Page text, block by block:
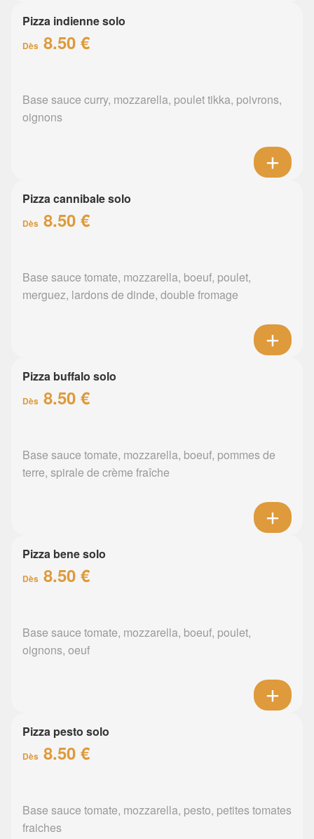
Pizza indienne solo
Dès 8.50 €
Base sauce curry, mozzarella, poulet tikka, poivrons,
oignons
Pizza cannibale solo
Dès 8.50 €
Base sauce tomate, mozzarella, boeuf, poulet,
merguez, lardons de dinde, double fromage
Pizza buffalo solo
Dès 8.50 €
Base sauce tomate, mozzarella, boeuf, pommes de
terre, spirale de crème fraîche
Pizza bene solo
Dès 8.50 €
Base sauce tomate, mozzarella, boeuf, poulet,
oignons, oeuf
Pizza pesto solo
Dès 8.50 €
Base sauce tomate, mozzarella, pesto, petites tomates
fraiches